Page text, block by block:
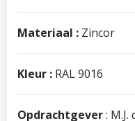
Materiaal : Zincor
Kleur : RAL 9016
Opdrachtgever: